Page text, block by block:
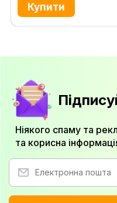
Ніякого спаму та
та корисна